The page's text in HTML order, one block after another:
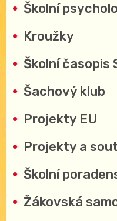
Školní
Kroužky
Školní časopis
Šachový klub
Projekty EU
Projekty a
Školní
Žákovská